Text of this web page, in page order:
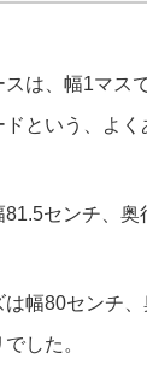
は、幅1マス
という、よく
センチ、奥
幅80センチ
した。